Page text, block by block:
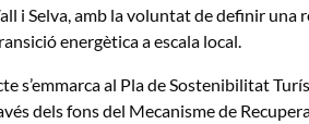
i Selva, amb la voluntat de definir
energètica a escala local.
s’emmarca al Pla de Sostenibilitat
dels fons del Mecanisme de